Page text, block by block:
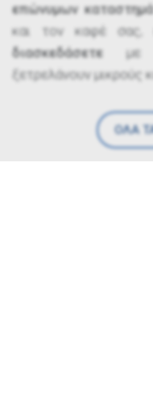
επώνυμων
και τον καφέ σας,
διασκεδάσετεμε
ξετρελάνουν μικρούς
ΟΛΑ